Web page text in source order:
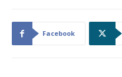
Facebook